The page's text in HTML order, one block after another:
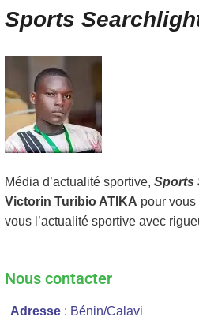
Sports
Média d’actualité sportive, Sports
Victorin Turibio ATIKA pour
vous l’actualité sportive avec
Nous contacter
Adresse : Bénin/Calavi